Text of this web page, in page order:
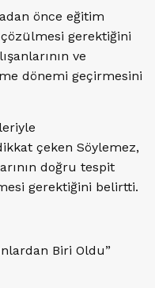
önce eğitim
gerektiğini
ve
dönemi geçirmesini
çeken Söylemez,
doğru tespit
gerektiğini belirtti.
Biri Oldu”